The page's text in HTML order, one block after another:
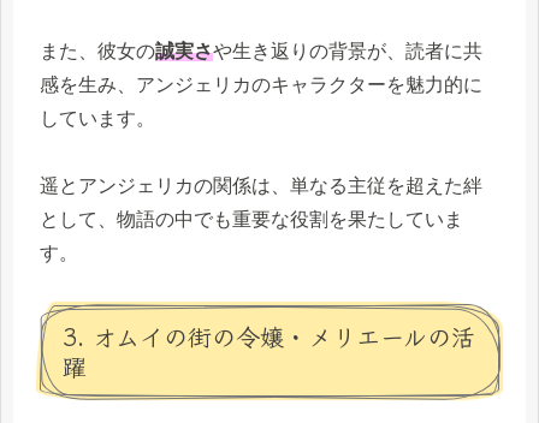
また、彼女の誠実さや生き返りの背景が、読者に共
感を生み、アンジェリカのキャラクターを魅力的に
しています。
遥とアンジェリカの関係は、単なる主従を超えた絆
として、物語の中でも重要な役割を果たしていま
す。
3. オムイの街の令嬢・メリエールの活
躍